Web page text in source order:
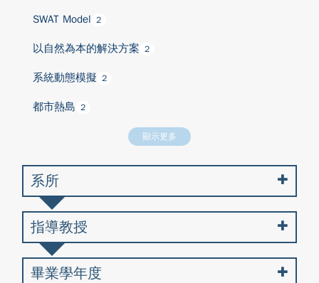
SWAT Model 2
以自然為本的解決方案 2
系統動態模擬 2
都市熱島 2
顯示更多
系所
指導教授
畢業學年度